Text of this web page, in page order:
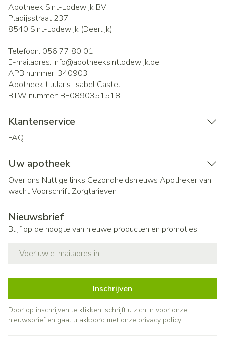
Apotheek Sint-Lodewijk BV
Pladijsstraat 237
8540 Sint-Lodewijk (Deerlijk)
Telefoon: 056 77 80 01
E-mailadres: info@apotheeksintlodewijk.be
APB nummer: 340903
Apotheek titularis: Isabel Castel
BTW nummer: BE0890351518
Klantenservice
FAQ
Uw apotheek
Over ons Nuttige links Gezondheidsnieuws Apotheker van
wachtVoorschrift Zorgtarieven
Nieuwsbrief
Blijf op de hoogte van nieuwe producten en promoties
Inschrijven
Door op inschrijven te klikken, schrijft u zich in voor onze
nieuwsbrief en gaat u akkoord met onze privacy policy.